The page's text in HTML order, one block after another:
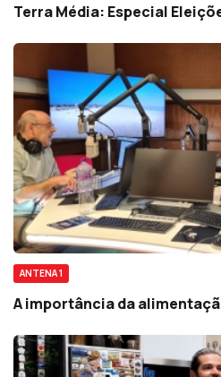
Terra Média: Especial
ANTENA 1
A importância da